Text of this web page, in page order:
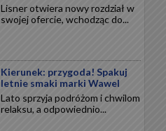
Lisner otwiera nowy rozdział w
swojej ofercie, wchodząc do...
Kierunek: przygoda! Spakuj
letnie smaki marki Wawel
Lato sprzyja podróżom i chwilom
relaksu, a odpowiednio...